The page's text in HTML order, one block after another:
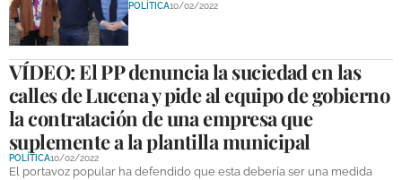
POLÍTICA10/02/2022
VÍDEO: El PP denuncia la suciedad en las
calles de Lucena y pide al equipo de gobierno
la contratación de una empresa que
suplemente a la plantilla municipal
POLÍTICA10/02/2022
El portavoz popular ha defendido que esta debería ser una medida